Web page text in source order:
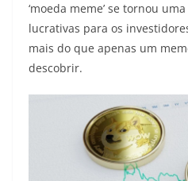
‘moeda meme’ se tornou
lucrativas para os
mais do que apenas um
descobrir.